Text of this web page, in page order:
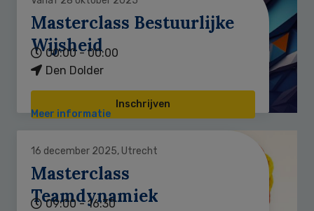
Masterclass Bestuurlijke
Wijsheid
00:00 - 00:00
Den Dolder
Inschrijven
Meer informatie
16 december 2025, Utrecht
Masterclass
Teamdynamiek
09:00 - 16:30